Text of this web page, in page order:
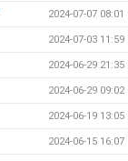
2024-07-07 08:01
2024-07-03 11:59
2024-06-29 21:35
2024-06-29 09:02
2024-06-19 13:05
2024-06-15 16:07